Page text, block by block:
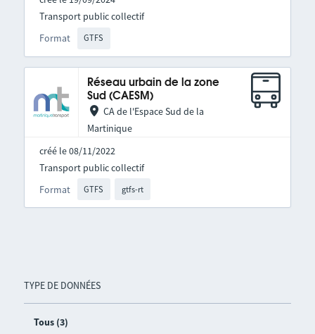
TYPE DE DONNÉES
Tous (3)
Format GTFS
Transport public collectif
Réseau urbain de la zone
Sud (CAESM)
CA de l'Espace Sud de la
Martinique
créé le 08/11/2022
Format GTFS gtfs-rt
Transport public collectif